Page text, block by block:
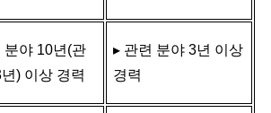
분야 10년 (관
년) 이상 경력
▸ 관련 분야 3년 이상
경력